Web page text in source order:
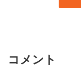
コメント